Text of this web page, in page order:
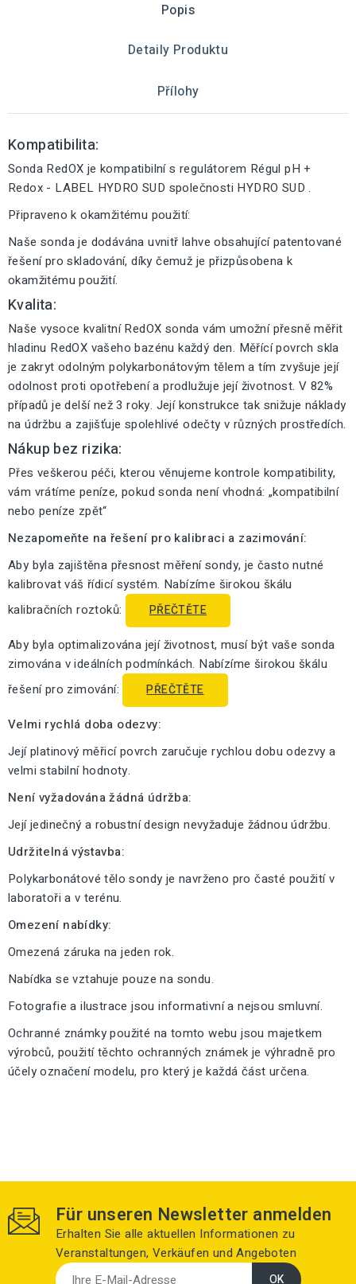
Popis
Detaily Produktu
Přílohy
Kompatibilita:
Sonda RedOX je kompatibilní s regulátorem Régul pH +
Redox - LABEL HYDRO SUD společnosti HYDRO SUD .
Připraveno k okamžitému použití:
Naše sonda je dodávána uvnitř lahve obsahující patentované
řešení pro skladování, díky čemuž je přizpůsobena k
okamžitému použití.
Kvalita:
Naše vysoce kvalitní RedOX sonda vám umožní přesně měřit
hladinu RedOX vašeho bazénu každý den. Měřící povrch skla
je zakryt odolným polykarbonátovým tělem a tím zvyšuje její
odolnost proti opotřebení a prodlužuje její životnost. V 82%
případů je delší než 3 roky. Její konstrukce tak snižuje náklady
na údržbu a zajišťuje spolehlivé odečty v různých prostředích.
Nákup bez rizika:
Přes veškerou péči, kterou věnujeme kontrole kompatibility,
vám vrátíme peníze, pokud sonda není vhodná: „kompatibilní
nebo peníze zpět“
Nezapomeňte na řešení pro kalibraci a zazimování:
Aby byla zajištěna přesnost měření sondy, je často nutné
kalibrovat váš řídicí systém. Nabízíme širokou škálu
kalibračních roztoků:
PŘEČTĚTE
Aby byla optimalizována její životnost, musí být vaše sonda
zimována v ideálních podmínkách. Nabízíme širokou škálu
řešení pro zimování:
PŘEČTĚTE
Velmi rychlá doba odezvy:
Její platinový měřicí povrch zaručuje rychlou dobu odezvy a
velmi stabilní hodnoty.
Není vyžadována žádná údržba:
Její jedinečný a robustní design nevyžaduje žádnou údržbu.
Udržitelná výstavba:
Polykarbonátové tělo sondy je navrženo pro časté použití v
laboratoři a v terénu.
Omezení nabídky:
Omezená záruka na jeden rok.
Nabídka se vztahuje pouze na sondu.
Fotografie a ilustrace jsou informativní a nejsou smluvní.
Ochranné známky použité na tomto webu jsou majetkem
výrobců, použití těchto ochranných známek je výhradně pro
účely označení modelu, pro který je každá část určena.
Für unseren Newsletter anmelden
Erhalten Sie alle aktuellen Informationen zu
Veranstaltungen, Verkäufen und Angeboten